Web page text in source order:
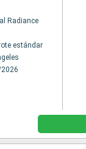
Radiance
estándar